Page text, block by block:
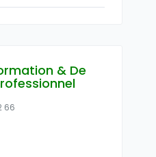
& De
66